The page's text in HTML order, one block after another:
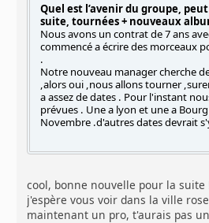
Quel est l’avenir du groupe,
suite, tournées + nouveaux
Nous avons un contrat de 7 ans
commencé a écrire des morceaux
.
Notre nouveau manager cherche
,alors oui ,nous allons tourner
a assez de dates . Pour l'instant
prévues . Une a lyon et une a
Novembre .d'autres dates devrait
cool, bonne nouvelle pour la suite
j'espère vous voir dans la ville
maintenant un pro, t'aurais pas